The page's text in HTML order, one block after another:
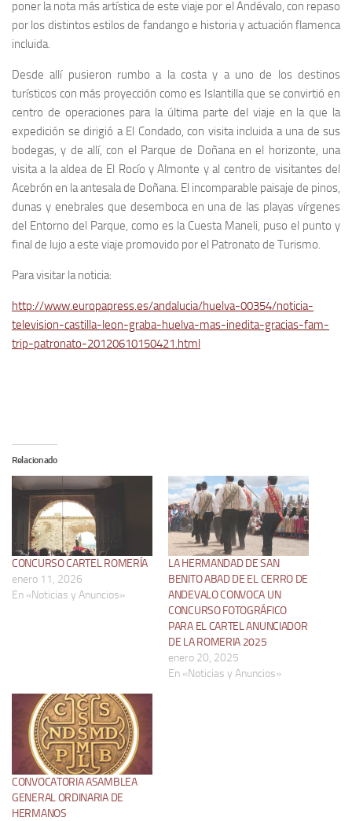
poner la nota más artística de este viaje por el Andévalo, con repaso
por los distintos estilos de fandango e historia y actuación flamenca
incluida.
Desde allí pusieron rumbo a la costa y a uno de los destinos
turísticos con más proyección como es Islantilla que se convirtió en
centro de operaciones para la última parte del viaje en la que la
expedición se dirigió a El Condado, con visita incluida a una de sus
bodegas, y de allí, con el Parque de Doñana en el horizonte, una
visita a la aldea de El Rocío y Almonte y al centro de visitantes del
Acebrón en la antesala de Doñana. El incomparable paisaje de pinos,
dunas y enebrales que desemboca en una de las playas vírgenes
del Entorno del Parque, como es la Cuesta Maneli, puso el punto y
final de lujo a este viaje promovido por el Patronato de Turismo.
Para visitar la noticia:
http://www.europapress.es/andalucia/huelva-00354/noticia-
television-castilla-leon-graba-huelva-mas-inedita-gracias-fam-
trip-patronato-20120610150421.html
Relacionado
CONCURSO CARTEL ROMERÍA
enero 11, 2026
En «Noticias y Anuncios»
LA HERMANDAD DE SAN
BENITO ABAD DE EL CERRO DE
ANDEVALO CONVOCA UN
CONCURSO FOTOGRÁFICO
PARA EL CARTEL ANUNCIADOR
DE LA ROMERIA 2025
enero 20, 2025
En «Noticias y Anuncios»
CONVOCATORIA ASAMBLEA
GENERAL ORDINARIA DE
HERMANOS